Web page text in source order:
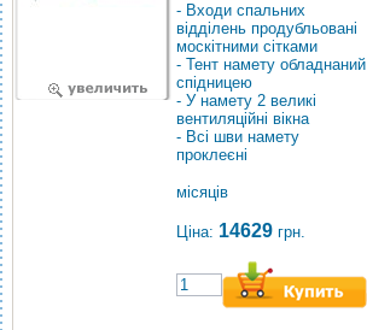
- Входи спальних
відділень продубльовані
москітними сітками
- Тент намету обладнаний
спідницею
- У намету 2 великі
вентиляційні вікна
- Всі шви намету
проклеєні
місяців
Ціна: 14629 грн.